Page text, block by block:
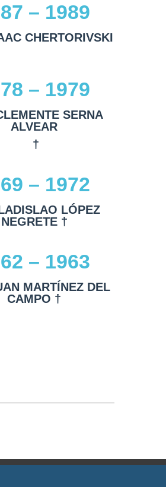
– 1989
CHERTORIVSKI
– 1979
SERNA
ALVEAR
†
– 1972
LÓPEZ
NEGRETE †
– 1963
MARTÍNEZ DEL
CAMPO †